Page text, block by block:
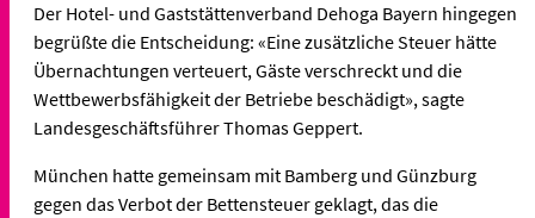
Der Hotel- und Gaststättenverband Dehoga Bayern hingegen
begrüßte die Entscheidung: «Eine zusätzliche Steuer hätte
Übernachtungen verteuert, Gäste verschreckt und die
Wettbewerbsfähigkeit der Betriebe beschädigt», sagte
Landesgeschäftsführer Thomas Geppert.
München hatte gemeinsam mit Bamberg und Günzburg
gegen das Verbot der Bettensteuer geklagt, das die